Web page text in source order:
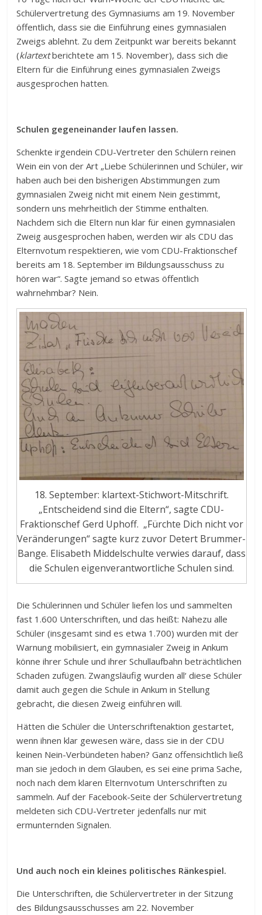
Schülervertretung des Gymnasiums am 19. November
öffentlich, dass sie die Einführung eines gymnasialen
Zweigs ablehnt. Zu dem Zeitpunkt war bereits bekannt
(klartextberichtete am 15. November), dass sich die
Eltern für die Einführung eines gymnasialen Zweigs
ausgesprochen hatten.
Schulen gegeneinander laufen lassen.
Schenkte irgendein CDU-Vertreter den Schülern reinen
Wein ein von der Art „Liebe Schülerinnen und Schüler, wir
haben auch bei den bisherigen Abstimmungen zum
gymnasialen Zweig nicht mit einem Nein gestimmt,
sondern uns mehrheitlich der Stimme enthalten.
Nachdem sich die Eltern nun klar für einen gymnasialen
Zweig ausgesprochen haben, werden wir als CDU das
Elternvotum respektieren, wie vom CDU-Fraktionschef
bereits am 18. September im Bildungsausschuss zu
hören war“. Sagte jemand so etwas öffentlich
wahrnehmbar? Nein.
18. September: klartext-Stichwort-Mitschrift.
„Entscheidend sind die Eltern“, sagte CDU-
Fraktionschef Gerd Uphoff. „Fürchte Dich nicht vor
Veränderungen“ sagte kurz zuvor Detert Brummer-
Bange. Elisabeth Middelschulte verwies darauf, dass
die Schulen eigenverantwortliche Schulen sind.
Die Schülerinnen und Schüler liefen los und sammelten
fast 1.600 Unterschriften, und das heißt: Nahezu alle
Schüler (insgesamt sind es etwa 1.700) wurden mit der
Warnung mobilisiert, ein gymnasialer Zweig in Ankum
könne ihrer Schule und ihrer Schullaufbahn beträchtlichen
Schaden zufügen. Zwangsläufig wurden all‘ diese Schüler
damit auch gegen die Schule in Ankum in Stellung
gebracht, die diesen Zweig einführen will.
Hätten die Schüler die Unterschriftenaktion gestartet,
wenn ihnen klar gewesen wäre, dass sie in der CDU
keinen Nein-Verbündeten haben? Ganz offensichtlich ließ
man sie jedoch in dem Glauben, es sei eine prima Sache,
noch nach dem klaren Elternvotum Unterschriften zu
sammeln. Auf der Facebook-Seite der Schülervertretung
meldeten sich CDU-Vertreter jedenfalls nur mit
ermunternden Signalen.
Und auch noch ein kleines politisches Ränkespiel.
Die Unterschriften, die Schülervertreter in der Sitzung
des Bildungsausschusses am 22. November